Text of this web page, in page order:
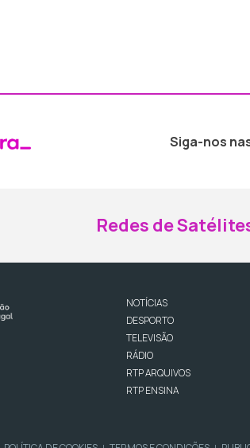
Siga-nos
Redes de
NOTÍCIAS
DESPORTO
TELEVISÃO
RÁDIO
RTP ARQUIVOS
RTP ENSINA